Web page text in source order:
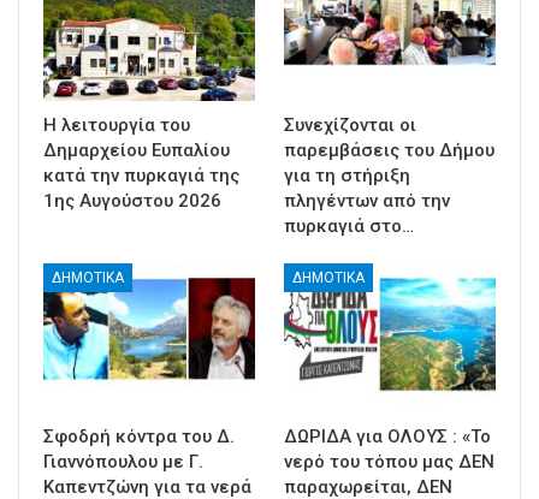
Η λειτουργία του
Δημαρχείου Ευπαλίου
κατά την πυρκαγιά της
1ης Αυγούστου 2026
Συνεχίζονται οι
παρεμβάσεις του Δήμου
για τη στήριξη
πληγέντων από την
πυρκαγιά στο…
ΔΗΜΟΤΙΚΑ
Σφοδρή κόντρα του Δ.
Γιαννόπουλου με Γ.
Καπεντζώνη για τα νερά
ΔΗΜΟΤΙΚΑ
ΔΩΡΙΔΑ για ΟΛΟΥΣ : «Το
νερό του τόπου μας ΔΕΝ
παραχωρείται, ΔΕΝ